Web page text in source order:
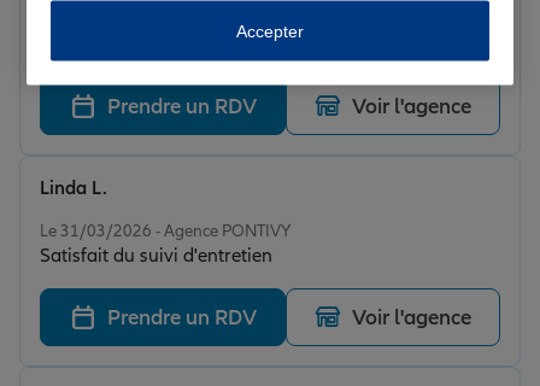
Prendre un RDV Voir l'agence
Le 31/03/2026 - Agence PONTIVY
Satisfait du suivi d'entretien
Linda L.
Prendre un RDV Voir l'agence
Accepter